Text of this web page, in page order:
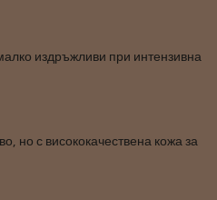
издръжливи при интензивна
но с висококачествена кожа за